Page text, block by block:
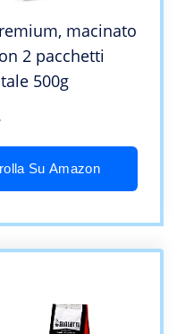
macinato
2 pacchetti
500g
Su Amazon